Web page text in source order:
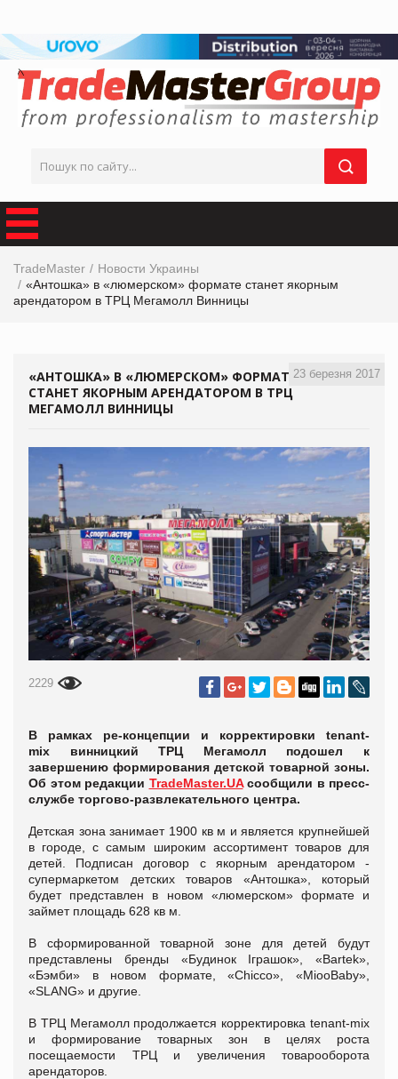
TradeMaster
Новости Украины
«Антошка» в «люмерском» формате станет якорным
арендатором в ТРЦ Мегамолл Винницы
23 березня 2017
«АНТОШКА» В «ЛЮМЕРСКОМ» ФОРМАТЕ
СТАНЕТ ЯКОРНЫМ АРЕНДАТОРОМ В ТРЦ
МЕГАМОЛЛ ВИННИЦЫ
2229
В рамках ре-концепции и корректировки tenant-
mix винницкий ТРЦ Мегамолл подошел к
завершению формирования детской товарной зоны.
Об этом редакции TradeMaster.UAсообщили в пресс-
службе торгово-развлекательного центра.
Детская зона занимает 1900 кв м и является крупнейшей
в городе, с самым широким ассортимент товаров для
детей. Подписан договор с якорным арендатором -
супермаркетом детских товаров «Антошка», который
будет представлен в новом «люмерском» формате и
займет площадь 628 кв м.
В сформированной товарной зоне для детей будут
представлены бренды «Будинок Іграшок», «Bartek»,
«Бэмби» в новом формате, «Сhicco», «MiooBaby»,
«SLANG» и другие.
В ТРЦ Мегамолл продолжается корректировка tenant-mix
и формирование товарных зон в целях роста
посещаемости ТРЦ и увеличения товарооборота
арендаторов.